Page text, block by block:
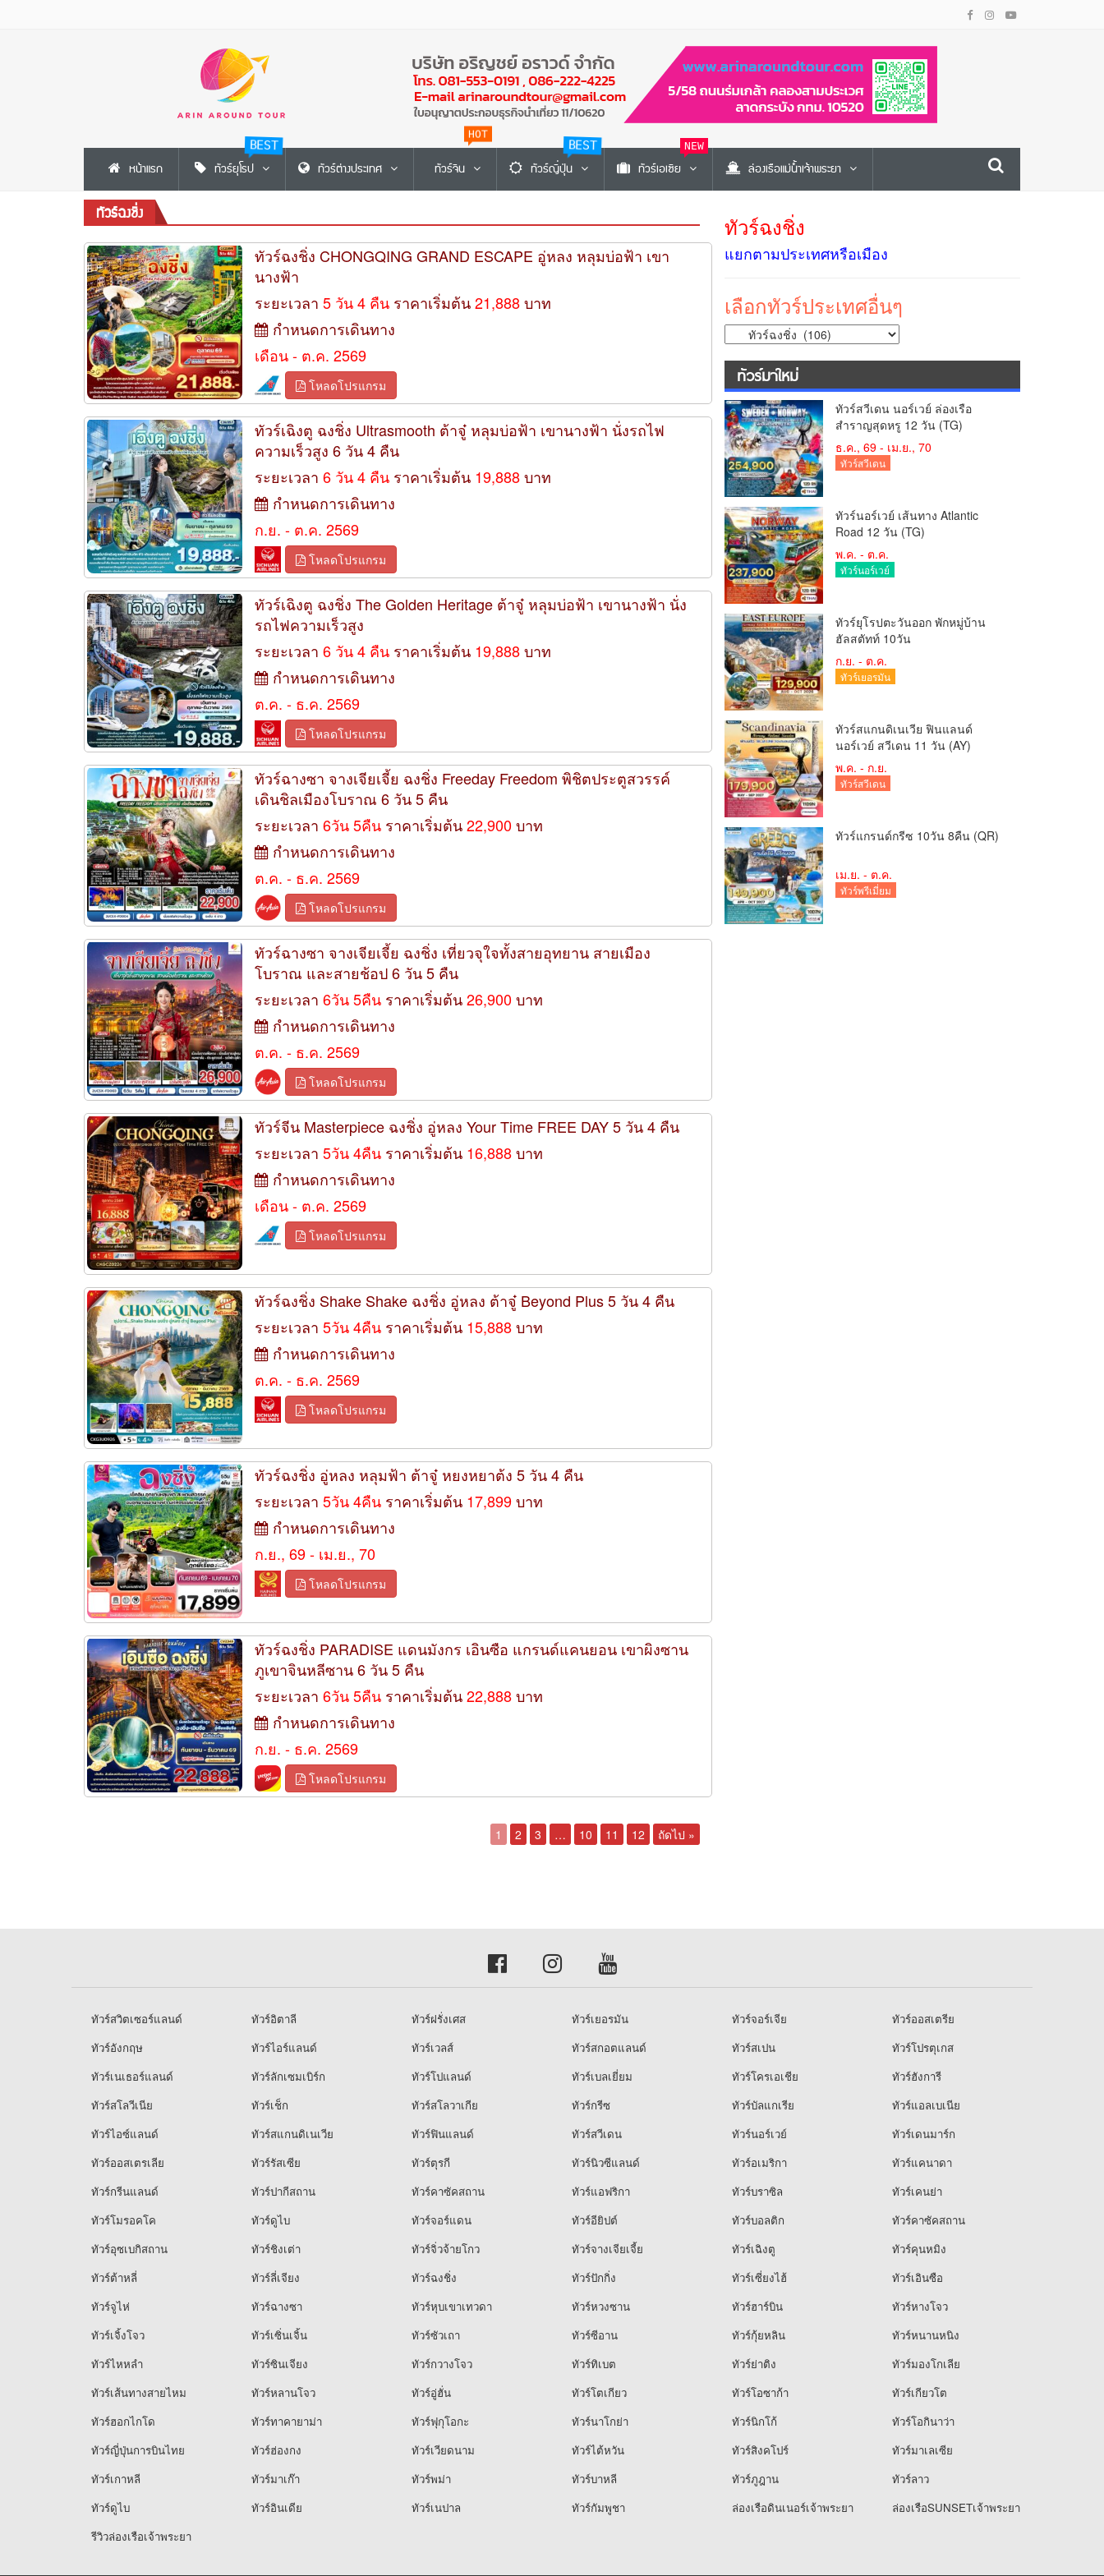
หน้าแรก ทัวร์ยุโรป
BEST
ทัวร์ต่างประเทศ ทัวร์จีน ทัวร์ญี่ปุ่น
BEST
ทัวร์เอเซีย
NEW
ล่องเรือแม่น้ำเจ้าพระยา
ทัวร์ฉงชิ่ง
ทัวร์ฉงชิ่ง CHONGQING GRAND ESCAPE อู่หลง หลุมบ่อฟ้า เขา
นางฟ้า
ระยะเวลา5 วัน 4 คืน ราคาเริ่มต้น21,888บาท
กำหนดการเดินทาง
เดือน - ต.ค. 2569
โหลดโปรแกรม
ทัวร์เฉิงตู ฉงชิ่ง Ultrasmooth ต้าจู๋ หลุมบ่อฟ้า เขานางฟ้า นั่งรถไฟ
ความเร็วสูง 6 วัน 4 คืน
ระยะเวลา6 วัน 4 คืน ราคาเริ่มต้น 19,888บาท
กำหนดการเดินทาง
ก.ย. - ต.ค. 2569
โหลดโปรแกรม
ทัวร์เฉิงตู ฉงชิ่ง The Golden Heritage ต้าจู๋ หลุมบ่อฟ้า เขานางฟ้า นั่ง
รถไฟความเร็วสูง
ระยะเวลา6 วัน 4 คืน ราคาเริ่มต้น 19,888บาท
กำหนดการเดินทาง
ต.ค. - ธ.ค. 2569
โหลดโปรแกรม
ทัวร์ฉางซา จางเจียเจี้ย ฉงชิ่ง Freeday Freedom พิชิตประตูสวรรค์
เดินชิลเมืองโบราณ 6 วัน 5 คืน
ระยะเวลา6วัน 5คืน ราคาเริ่มต้น22,900บาท
กำหนดการเดินทาง
ต.ค. - ธ.ค. 2569
โหลดโปรแกรม
ทัวร์ฉางซา จางเจียเจี้ย ฉงชิ่ง เที่ยวจุใจทั้งสายอุทยาน สายเมือง
โบราณ และสายช้อป 6 วัน 5 คืน
ระยะเวลา6วัน 5คืน ราคาเริ่มต้น26,900บาท
กำหนดการเดินทาง
ต.ค. - ธ.ค. 2569
โหลดโปรแกรม
ทัวร์จีน Masterpiece ฉงชิ่ง อู่หลง Your Time FREE DAY 5 วัน 4 คืน
ระยะเวลา5วัน 4คืน ราคาเริ่มต้น 16,888บาท
กำหนดการเดินทาง
เดือน - ต.ค. 2569
โหลดโปรแกรม
ทัวร์ฉงชิ่ง Shake Shake ฉงชิ่ง อู่หลง ต้าจู๋ Beyond Plus 5 วัน 4 คืน
ระยะเวลา5วัน 4คืน ราคาเริ่มต้น 15,888บาท
กำหนดการเดินทาง
ต.ค. - ธ.ค. 2569
โหลดโปรแกรม
ทัวร์ฉงชิ่ง อู่หลง หลุมฟ้า ต้าจู๋ หยงหยาต้ง 5 วัน 4 คืน
ระยะเวลา5วัน 4คืน ราคาเริ่มต้น 17,899บาท
กำหนดการเดินทาง
ก.ย., 69 - เม.ย., 70
โหลดโปรแกรม
ทัวร์ฉงชิ่ง PARADISE แดนมังกร เอินซือ แกรนด์แคนยอน เขาผิงซาน
ภูเขาจินหลีซาน 6 วัน 5 คืน
ระยะเวลา6วัน 5คืน ราคาเริ่มต้น22,888บาท
กำหนดการเดินทาง
ก.ย. - ธ.ค. 2569
โหลดโปรแกรม
1 2 3 … 10 11 12 ถัดไป »
ทัวร์ฉงชิ่ง
แยกตามประเทศหรือเมือง
เลือกทัวร์ประเทศอื่นๆ
ทัวร์มาใหม่
ทัวร์สวีเดน นอร์เวย์ ล่องเรือ
สำราญสุดหรู 12 วัน (TG)
ธ.ค., 69 - เม.ย., 70
ทัวร์สวีเดน
ทัวร์นอร์เวย์ เส้นทาง Atlantic
Road 12 วัน (TG)
พ.ค. - ต.ค.
ทัวร์นอร์เวย์
ทัวร์ยุโรปตะวันออก พักหมู่บ้าน
ฮัลสตัทท์ 10วัน
ก.ย. - ต.ค.
ทัวร์เยอรมัน
ทัวร์สแกนดิเนเวีย ฟินแลนด์
นอร์เวย์ สวีเดน 11 วัน (AY)
พ.ค. - ก.ย.
ทัวร์สวีเดน
ทัวร์แกรนด์กรีซ 10วัน 8คืน (QR)
เม.ย. - ต.ค.
ทัวร์พรีเมี่ยม
ทัวร์สวิตเซอร์แลนด์ ทัวร์อิตาลี ทัวร์ฝรั่งเศส ทัวร์เยอรมัน ทัวร์จอร์เจีย
ทัวร์ออสเตรีย
ทัวร์อังกฤษ
ทัวร์ไอร์แลนด์ ทัวร์เวลส์ ทัวร์สกอตแลนด์ ทัวร์สเปน
ทัวร์โปรตุเกส
ทัวร์เนเธอร์แลนด์
ทัวร์ลักเซมเบิร์ก ทัวร์โปแลนด์ ทัวร์เบลเยี่ยม ทัวร์โครเอเชีย
ทัวร์ฮังการี
ทัวร์สโลวีเนีย
ทัวร์เช็ก ทัวร์สโลวาเกีย ทัวร์กรีซ ทัวร์บัลแกเรีย
ทัวร์แอลเบเนีย
ทัวร์ไอซ์แลนด์
ทัวร์สแกนดิเนเวีย ทัวร์ฟินแลนด์ ทัวร์สวีเดน ทัวร์นอร์เวย์
ทัวร์เดนมาร์ก
ทัวร์ออสเตรเลีย
ทัวร์รัสเซีย ทัวร์ตุรกี ทัวร์นิวซีแลนด์ ทัวร์อเมริกา
ทัวร์แคนาดา
ทัวร์กรีนแลนด์
ทัวร์ปากีสถาน ทัวร์คาซัคสถาน ทัวร์แอฟริกา ทัวร์บราซิล
ทัวร์เคนย่า
ทัวร์โมรอคโค
ทัวร์ดูไบ ทัวร์จอร์แดน ทัวร์อียิปต์ ทัวร์บอลติก
ทัวร์คาซัคสถาน
ทัวร์อุซเบกิสถาน
ทัวร์ชิงเต่า ทัวร์จิ่วจ้ายโกว ทัวร์จางเจียเจี้ย ทัวร์เฉิงตู
ทัวร์คุนหมิง
ทัวร์ต้าหลี่
ทัวร์ลี่เจียง ทัวร์ฉงชิ่ง ทัวร์ปักกิ่ง ทัวร์เซี่ยงไฮ้
ทัวร์เอินซือ
ทัวร์จูไห่
ทัวร์ฉางซา ทัวร์หุบเขาเทวดา ทัวร์หวงซาน ทัวร์ฮาร์บิน
ทัวร์หางโจว
ทัวร์เจิ้งโจว
ทัวร์เซิ่นเจิ้น ทัวร์ซัวเถา ทัวร์ซีอาน ทัวร์กุ้ยหลิน
ทัวร์หนานหนิง
ทัวร์ไหหลำ
ทัวร์ซินเจียง ทัวร์กวางโจว ทัวร์ทิเบต ทัวร์ย่าติง
ทัวร์มองโกเลีย
ทัวร์เส้นทางสายไหม
ทัวร์หลานโจว ทัวร์อู่ฮั่น ทัวร์โตเกียว ทัวร์โอซาก้า
ทัวร์เกียวโต
ทัวร์ฮอกไกโด
ทัวร์ทาคายาม่า ทัวร์ฟุกุโอกะ ทัวร์นาโกย่า ทัวร์นิกโก้
ทัวร์โอกินาว่า
ทัวร์ญี่ปุ่นการบินไทย
ทัวร์ฮ่องกง ทัวร์เวียดนาม ทัวร์ไต้หวัน ทัวร์สิงคโปร์
ทัวร์มาเลเซีย
ทัวร์เกาหลี
ทัวร์มาเก๊า ทัวร์พม่า ทัวร์บาหลี ทัวร์ภูฎาน
ทัวร์ลาว
ทัวร์ดูไบ
ทัวร์อินเดีย ทัวร์เนปาล ทัวร์กัมพูชา ล่องเรือดินเนอร์เจ้าพระยา
ล่องเรือSUNSETเจ้าพระยา
รีวิวล่องเรือเจ้าพระยา